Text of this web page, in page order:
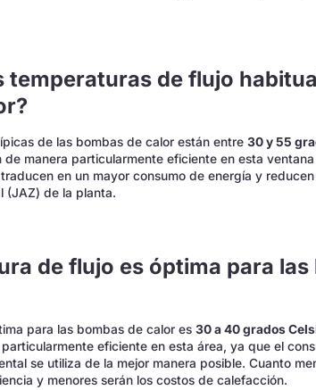
temperaturas de flujo
de las bombas de calor están entre30 y 55
de manera particularmente eficiente en esta
en un mayor consumo de energía y
(JAZ) de la planta.
de flujo es óptima para las
para las bombas de calor es30 a 40 grados
eficiente en esta área, ya que el
se utiliza de la mejor manera posible. Cuanto
y menores serán los costos de calefacción.